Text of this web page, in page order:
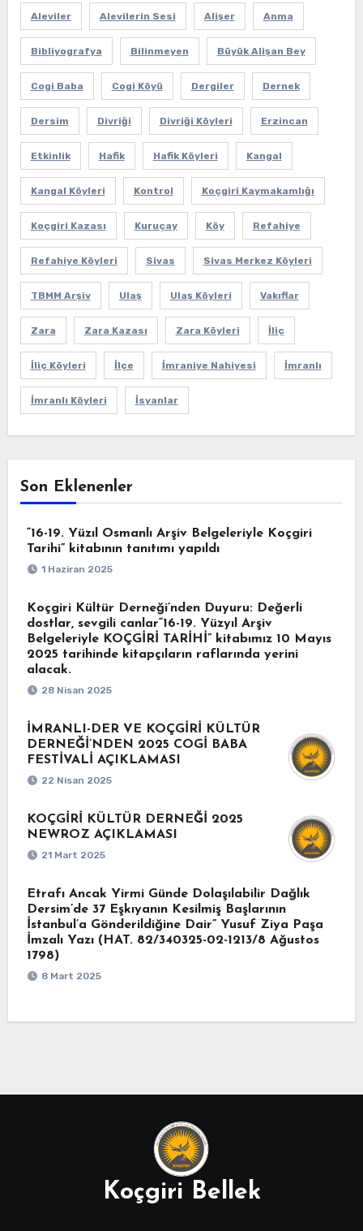
Aleviler Alevilerin Sesi Alişer Anma
Bibliyografya Bilinmeyen Büyük Alişan Bey
Cogi Baba Cogi Köyü Dergiler Dernek
Dersim Divriği Divriği Köyleri Erzincan
Etkinlik Hafik Hafik Köyleri Kangal
Kangal Köyleri Kontrol Koçgiri Kaymakamlığı
Koçgiri Kazası Kuruçay Köy Refahiye
Refahiye Köyleri Sivas Sivas Merkez Köyleri
TBMM Arşiv Ulaş Ulaş Köyleri Vakıflar
Zara Zara Kazası Zara Köyleri İliç
İliç Köyleri İlçe İmraniye Nahiyesi İmranlı
İmranlı Köyleri İsyanlar
Son Eklenenler
“16-19. Yüzıl Osmanlı Arşiv Belgeleriyle Koçgiri
Tarihi” kitabının tanıtımı yapıldı
1 Haziran 2025
Koçgiri Kültür Derneği’nden Duyuru: Değerli
dostlar, sevgili canlar“16-19. Yüzyıl Arşiv
Belgeleriyle KOÇGİRİ TARİHİ” kitabımız 10 Mayıs
2025 tarihinde kitapçıların raflarında yerini
alacak.
28 Nisan 2025
İMRANLI-DER VE KOÇGİRİ KÜLTÜR
DERNEĞİ’NDEN 2025 COGİ BABA
FESTİVALİ AÇIKLAMASI
22 Nisan 2025
KOÇGİRİ KÜLTÜR DERNEĞİ 2025
NEWROZ AÇIKLAMASI
21 Mart 2025
Etrafı Ancak Yirmi Günde Dolaşılabilir Dağlık
Dersim’de 37 Eşkıyanın Kesilmiş Başlarının
İstanbul’a Gönderildiğine Dair” Yusuf Ziya Paşa
İmzalı Yazı (HAT. 82/340325-02-1213/8 Ağustos
1798)
8 Mart 2025
Koçgiri Bellek